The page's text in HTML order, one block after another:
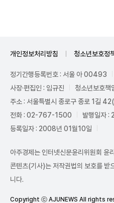
개인정보처리방침 청소년보호정
정기간행등록번호 : 서울 아 00493
사장·편집인 : 임규진
청소년보호책
주소 : 서울특별시 종로구 종로 1길
전화 : 02-767-1500
발행일자 :
등록일자 : 2008년 01월10일
아주경제는 인터넷신문윤리위원회 윤
콘텐츠(기사)는 저작권법의 보호를 받
니다.
Copyright ⓒ AJUNEWS All rights